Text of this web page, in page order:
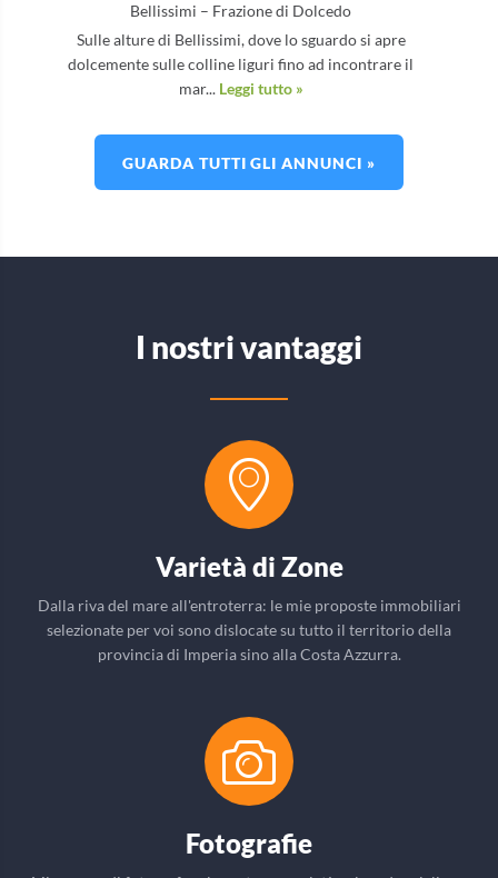
Bellissimi – Frazione di Dolcedo
Sulle alture di Bellissimi, dove lo sguardo si apre
dolcemente sulle colline liguri fino ad incontrare il
mar... Leggi tutto »
GUARDA TUTTI GLI ANNUNCI »
I nostri vantaggi
Varietà di Zone
Dalla riva del mare all'entroterra: le mie proposte immobiliari
selezionate per voi sono dislocate su tutto il territorio della
provincia di Imperia sino alla Costa Azzurra.
Fotografie